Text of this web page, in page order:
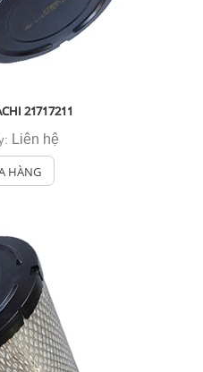
21717211
Liên hệ
HÀNG